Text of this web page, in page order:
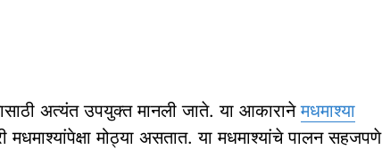
अत्यंत उपयुक्त मानली जाते. या आकारानेमधमाश्‍या
मधमाश्‍यांपेक्षा मोठ्या असतात. या मधमाश्यांचे पालन सहजपणे